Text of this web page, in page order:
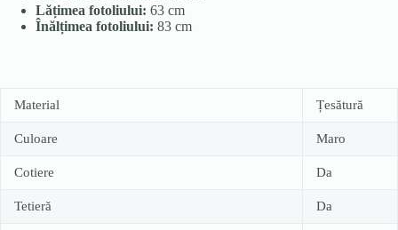
Lățimea fotoliului: 63 cm
Înălțimea fotoliului: 83 cm
Material Țesătură
Culoare Maro
Cotiere Da
Tetieră Da